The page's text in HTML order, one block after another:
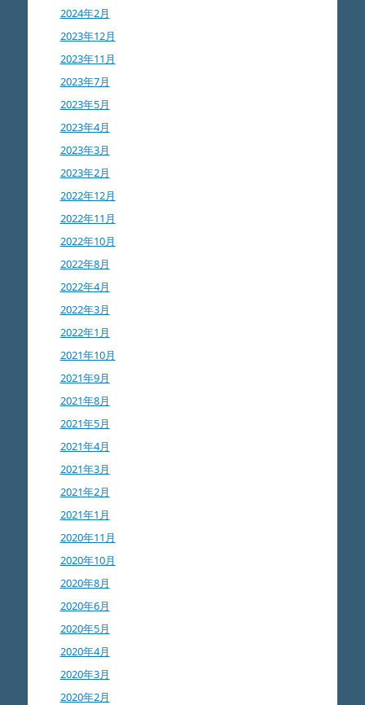
2024年2月
2023年12月
2023年11月
2023年7月
2023年5月
2023年4月
2023年3月
2023年2月
2022年12月
2022年11月
2022年10月
2022年8月
2022年4月
2022年3月
2022年1月
2021年10月
2021年9月
2021年8月
2021年5月
2021年4月
2021年3月
2021年2月
2021年1月
2020年11月
2020年10月
2020年8月
2020年6月
2020年5月
2020年4月
2020年3月
2020年2月